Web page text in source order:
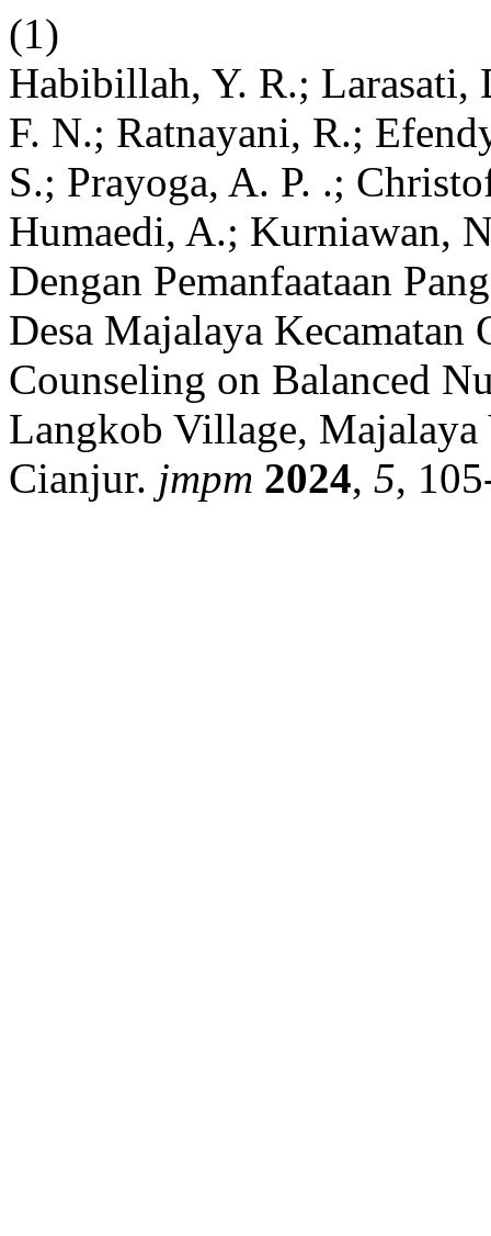
(1)
Habibillah, Y. R.; Larasati,
F. N.; Ratnayani, R.;
S.; Prayoga, A. P. .;
Humaedi, A.; Kurniawan,
Dengan Pemanfaataan
Desa Majalaya
Counseling on Balanced
Langkob Village,
Cianjur. jmpm 2024, 5,